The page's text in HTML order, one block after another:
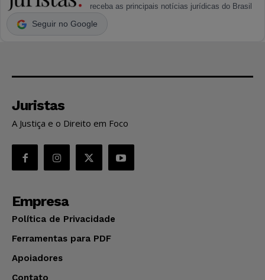
receba as principais notícias jurídicas do Brasil
Seguir no Google
Juristas
A Justiça e o Direito em Foco
Empresa
Política de Privacidade
Ferramentas para PDF
Apoiadores
Contato